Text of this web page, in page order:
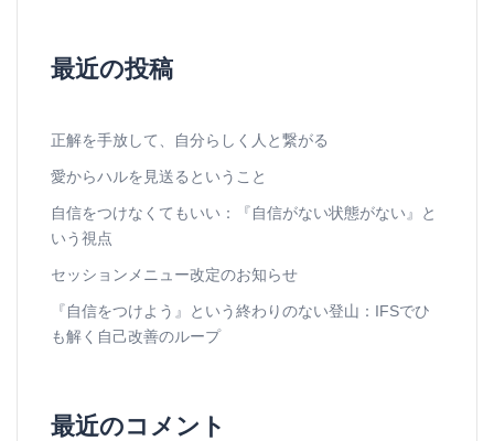
最近の投稿
正解を手放して、自分らしく人と繋がる
愛からハルを見送るということ
自信をつけなくてもいい：『自信がない状態がない』と
いう視点
セッションメニュー改定のお知らせ
『自信をつけよう』という終わりのない登山：IFSでひ
も解く自己改善のループ
最近のコメント